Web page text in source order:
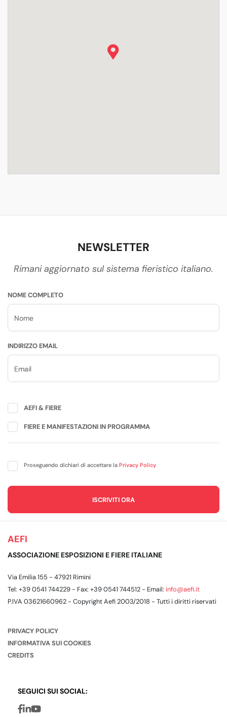
NEWSLETTER
Rimani aggiornato sul sistema fieristico italiano.
NOME COMPLETO
INDIRIZZO EMAIL
AEFI & FIERE
FIERE E MANIFESTAZIONI IN PROGRAMMA
Proseguendo dichiari di accettare la Privacy Policy
AEFI
ASSOCIAZIONE ESPOSIZIONI E FIERE ITALIANE
Via Emilia 155 - 47921 Rimini
Tel: +39 0541 744229 - Fax: +39 0541 744512 - Email: info@aefi.it
P.IVA 03621660962 - Copyright Aefi 2003/2018 - Tutti i diritti riservati
PRIVACY POLICY
INFORMATIVA SUI COOKIES
CREDITS
SEGUICI SUI SOCIAL: